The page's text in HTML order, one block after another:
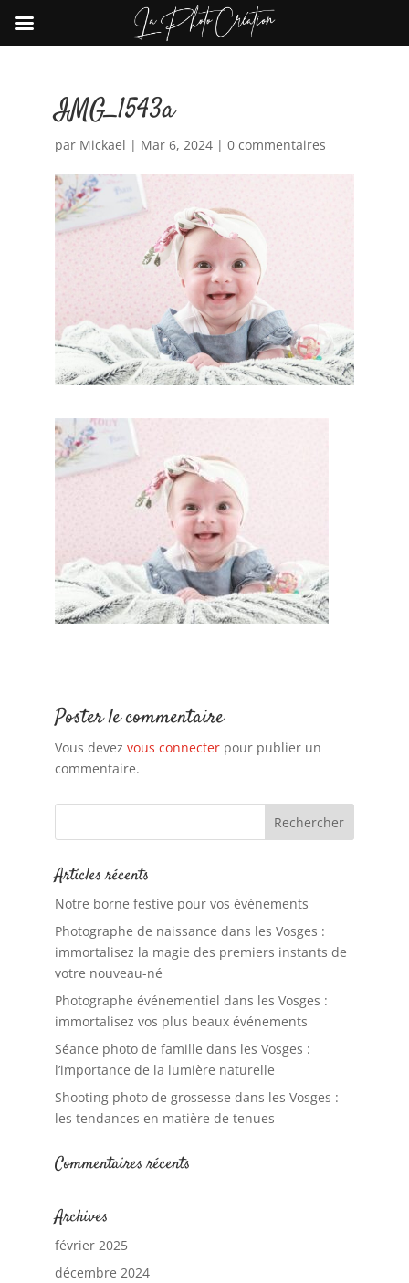
IMG_1543a
par Mickael | Mar 6, 2024| 0 commentaires
Poster le commentaire
Vous devez vous connecterpour publier un
commentaire.
Articles récents
Notre borne festive pour vos événements
Photographe de naissance dans les Vosges :
immortalisez la magie des premiers instants de
votre nouveau-né
Photographe événementiel dans les Vosges :
immortalisez vos plus beaux événements
Séance photo de famille dans les Vosges :
l’importance de la lumière naturelle
Shooting photo de grossesse dans les Vosges :
les tendances en matière de tenues
Commentaires récents
Archives
février 2025
décembre 2024